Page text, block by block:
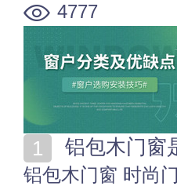
4777
铝包木门窗
铝包木门窗 时尚门